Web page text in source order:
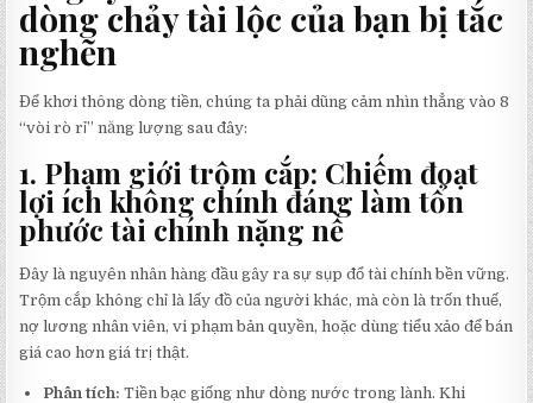
dòng chảy tài lộc của bạn bị tắc
nghẽn
Để khơi thông dòng tiền, chúng ta phải dũng cảm nhìn thẳng vào 8
“vòi rò rỉ” năng lượng sau đây:
1. Phạm giới trộm cắp: Chiếm đoạt
lợi ích không chính đáng làm tổn
phước tài chính nặng nề
Đây là nguyên nhân hàng đầu gây ra sự sụp đổ tài chính bền vững.
Trộm cắp không chỉ là lấy đồ của người khác, mà còn là trốn thuế,
nợ lương nhân viên, vi phạm bản quyền, hoặc dùng tiểu xảo để bán
giá cao hơn giá trị thật.
Phân tích: Tiền bạc giống như dòng nước trong lành. Khi